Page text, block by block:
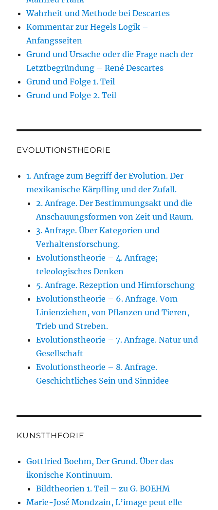
Wahrheit und Methode bei Descartes
Kommentar zur Hegels Logik –
Anfangsseiten
Grund und Ursache oder die Frage nach der
Letztbegründung – René Descartes
Grund und Folge 1. Teil
Grund und Folge 2. Teil
EVOLUTIONSTHEORIE
1. Anfrage zum Begriff der Evolution. Der
mexikanische Kärpfling und der Zufall.
2. Anfrage. Der Bestimmungsakt und die
Anschauungsformen von Zeit und Raum.
3. Anfrage. Über Kategorien und
Verhaltensforschung.
Evolutionstheorie – 4. Anfrage;
teleologisches Denken
5. Anfrage. Rezeption und Hirnforschung
Evolutionstheorie – 6. Anfrage. Vom
Linienziehen, von Pflanzen und Tieren,
Trieb und Streben.
Evolutionstheorie – 7. Anfrage. Natur und
Gesellschaft
Evolutionstheorie – 8. Anfrage.
Geschichtliches Sein und Sinnidee
KUNSTTHEORIE
Gottfried Boehm, Der Grund. Über das
ikonische Kontinuum.
Bildtheorien 1. Teil – zu G. BOEHM
Marie-José Mondzain, L’image peut elle